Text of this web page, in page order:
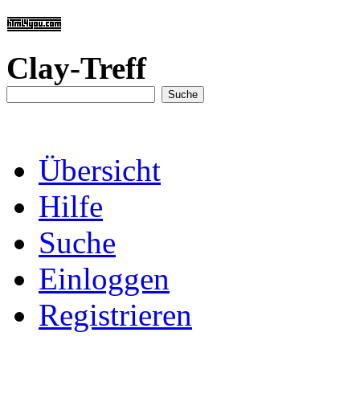
Clay-Treff
Übersicht
Hilfe
Suche
Einloggen
Registrieren